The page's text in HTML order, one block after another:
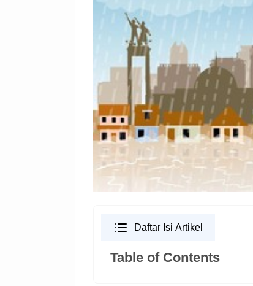
Daftar Isi Artikel
Table of Contents